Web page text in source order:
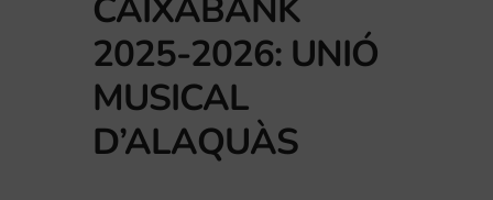
CAIXABANK
2025-2026: UNIÓ
MUSICAL
D’ALAQUÀS